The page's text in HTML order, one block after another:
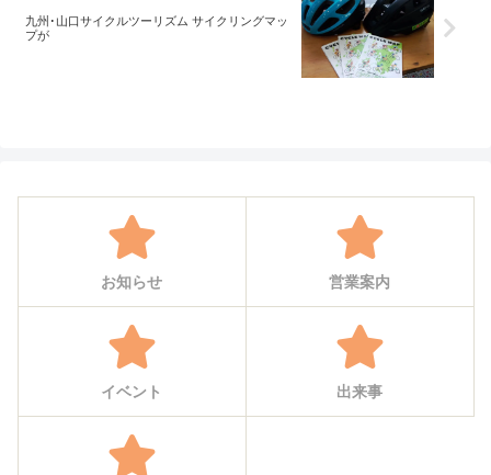
九州･山口サイクルツーリズム サイクリングマッ
プが
お知らせ 営業案内
イベント 出来事